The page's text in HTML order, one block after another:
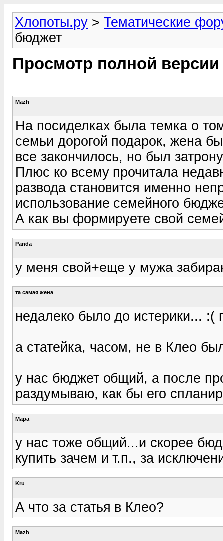
Хлопоты.ру > Тематические
бюджет
Просмотр полной
Mazh
На посиделках была темка о
семьи дорогой подарок, жена
все закончилось, но был
Плюс ко всему прочитала
развода становится именно
использование семейного
А как вы формируете свой
Panda
у меня свой+еще у мужа
та самая жена
недалеко было до истерики... :(
а статейка, часом, не в Клео
у нас бюджет общий, а после
раздумываю, как бы его
Мара
у нас тоже общий...и скорее
купить зачем и т.п., за
Kru
А что за статья в Клео?
Mazh